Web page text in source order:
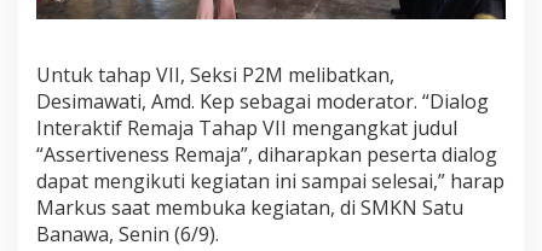
Untuk tahap VII, Seksi P2M melibatkan,
Desimawati, Amd. Kep sebagai moderator. “Dialog
Interaktif Remaja Tahap VII mengangkat judul
“Assertiveness Remaja”, diharapkan peserta dialog
dapat mengikuti kegiatan ini sampai selesai,” harap
Markus saat membuka kegiatan, di SMKN Satu
Banawa, Senin (6/9).